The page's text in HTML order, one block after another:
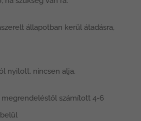
állapotban kerül átadásra,
nyitott, nincsen alja.
megrendeléstől számított 4-6